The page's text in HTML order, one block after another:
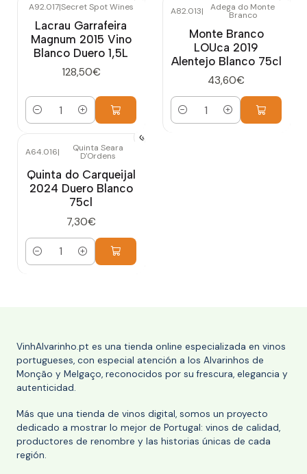
A92.017|Secret Spot Wines
Lacrau Garrafeira
Magnum 2015 Vino
Blanco Duero 1,5L
128,50€
Cantidad
A82.013| Adega do Monte
Branco
Monte Branco
LOUca 2019
Alentejo Blanco 75cl
43,60€
Cantidad
A64.016| Quinta Seara
D'Ordens
Quinta do Carqueijal
2024 Duero Blanco
75cl
7,30€
Cantidad
VinhAlvarinho.pt es una tienda online especializada en vinos
portugueses, con especial atención a los Alvarinhos de
Monção y Melgaço, reconocidos por su frescura, elegancia y
autenticidad.
Más que una tienda de vinos digital, somos un proyecto
dedicado a mostrar lo mejor de Portugal: vinos de calidad,
productores de renombre y las historias únicas de cada
región.